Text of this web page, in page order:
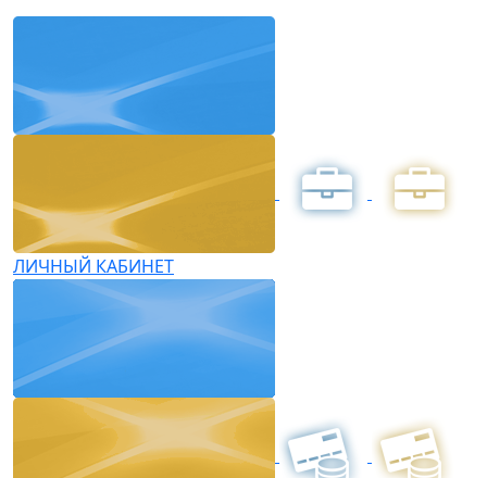
ЛИЧНЫЙ КАБИНЕТ